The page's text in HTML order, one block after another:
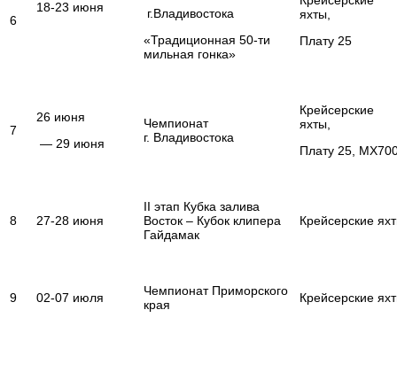
6
18-23 июня
г.Владивостока
«Традиционная 50-ти
мильная гонка»
яхты,
Плату 25
7
26 июня
— 29 июня
Чемпионат
г. Владивостока
Крейсерские
яхты,
Плату 25,
8 27-28 июня
II этап Кубка залива
Восток – Кубок клипера
Гайдамак
Крейсерские
9 02-07 июля
Чемпионат Приморского
края
Крейсерские